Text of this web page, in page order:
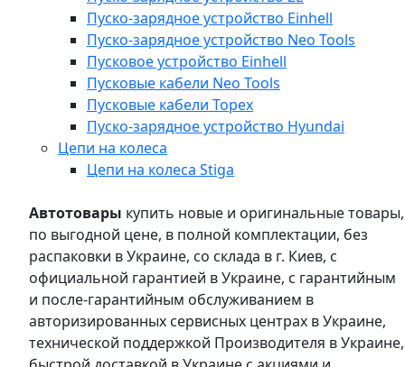
Пуско-зарядное устройство Einhell
Пуско-зарядное устройство Neo Tools
Пусковое устройство Einhell
Пусковые кабели Neo Tools
Пусковые кабели Topex
Пуско-зарядное устройство Hyundai
Цепи на колеса
Цепи на колеса Stiga
Автотовары купить новые и оригинальные товары,
по выгодной цене, в полной комплектации, без
распаковки в Украине, со склада в г. Киев, с
официальной гарантией в Украине, с гарантийным
и после-гарантийным обслуживанием в
авторизированных сервисных центрах в Украине,
технической поддержкой Производителя в Украине,